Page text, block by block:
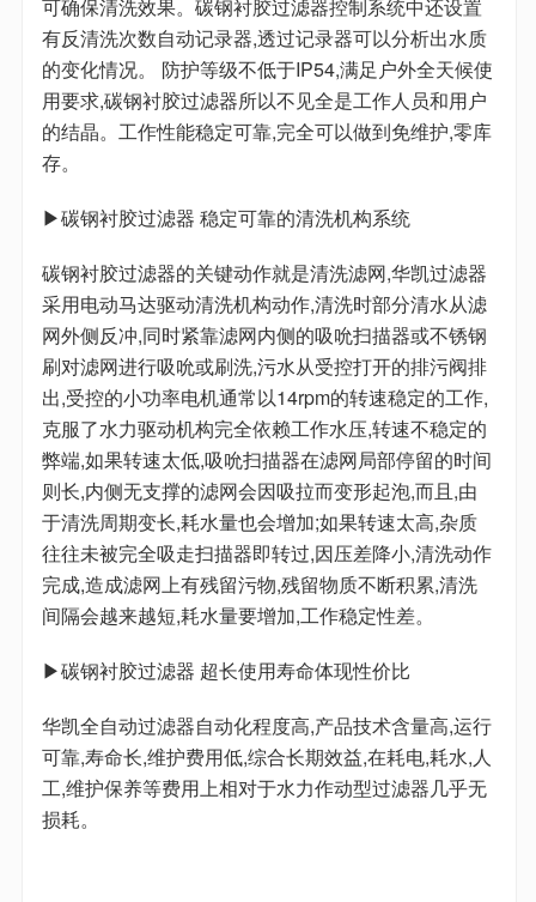
可确保清洗效果。碳钢衬胶过滤器控制系统中还设置
有反清洗次数自动记录器,透过记录器可以分析出水质
的变化情况。 防护等级不低于IP54,满足户外全天候使
用要求,碳钢衬胶过滤器所以不见全是工作人员和用户
的结晶。工作性能稳定可靠,完全可以做到免维护,零库
存。
▶碳钢衬胶过滤器 稳定可靠的清洗机构系统
碳钢衬胶过滤器的关键动作就是清洗滤网,华凯过滤器
采用电动马达驱动清洗机构动作,清洗时部分清水从滤
网外侧反冲,同时紧靠滤网内侧的吸吮扫描器或不锈钢
刷对滤网进行吸吮或刷洗,污水从受控打开的排污阀排
出,受控的小功率电机通常以14rpm的转速稳定的工作,
克服了水力驱动机构完全依赖工作水压,转速不稳定的
弊端,如果转速太低,吸吮扫描器在滤网局部停留的时间
则长,内侧无支撑的滤网会因吸拉而变形起泡,而且,由
于清洗周期变长,耗水量也会增加;如果转速太高,杂质
往往未被完全吸走扫描器即转过,因压差降小,清洗动作
完成,造成滤网上有残留污物,残留物质不断积累,清洗
间隔会越来越短,耗水量要增加,工作稳定性差。
▶碳钢衬胶过滤器 超长使用寿命体现性价比
华凯全自动过滤器自动化程度高,产品技术含量高,运行
可靠,寿命长,维护费用低,综合长期效益,在耗电,耗水,人
工,维护保养等费用上相对于水力作动型过滤器几乎无
损耗。